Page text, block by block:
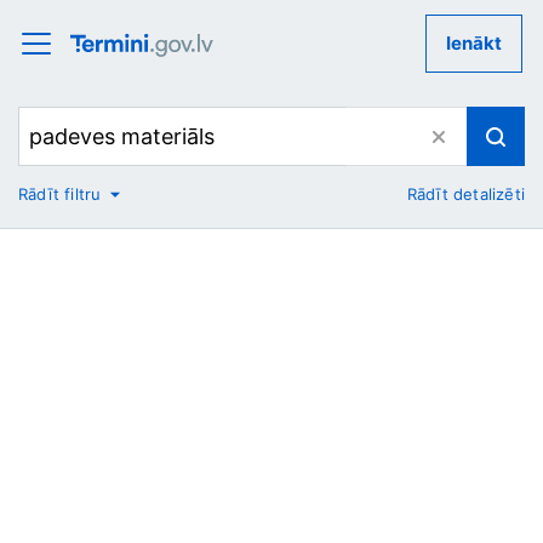
Ienākt
No
Rādīt filtru Rādīt detalizēti